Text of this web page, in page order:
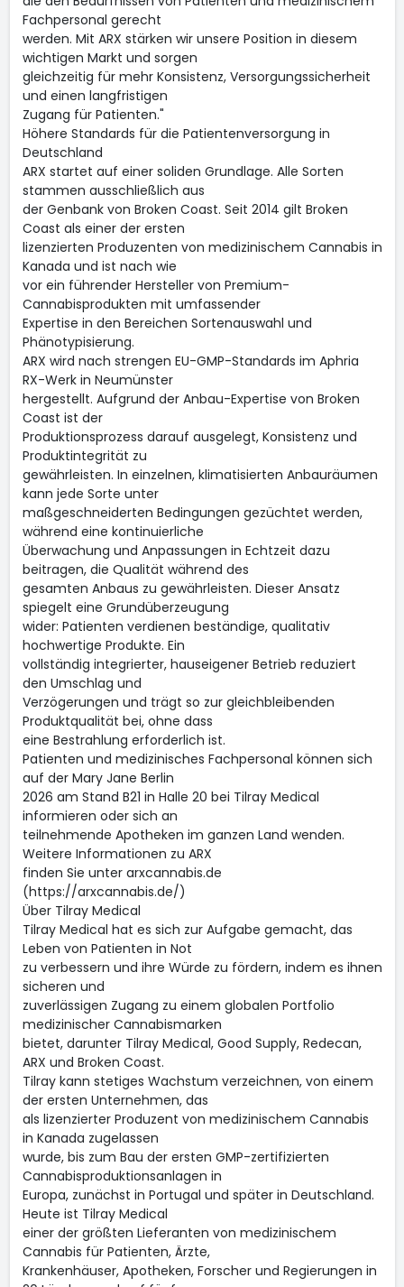
Fachpersonal gerecht
werden. Mit ARX stärken wir unsere Position in diesem
wichtigen Markt und sorgen
gleichzeitig für mehr Konsistenz, Versorgungssicherheit
und einen langfristigen
Zugang für Patienten."
Höhere Standards für die Patientenversorgung in
Deutschland
ARX startet auf einer soliden Grundlage. Alle Sorten
stammen ausschließlich aus
der Genbank von Broken Coast. Seit 2014 gilt Broken
Coast als einer der ersten
lizenzierten Produzenten von medizinischem Cannabis in
Kanada und ist nach wie
vor ein führender Hersteller von Premium-
Cannabisprodukten mit umfassender
Expertise in den Bereichen Sortenauswahl und
Phänotypisierung.
ARX wird nach strengen EU-GMP-Standards im Aphria
RX-Werk in Neumünster
hergestellt. Aufgrund der Anbau-Expertise von Broken
Coast ist der
Produktionsprozess darauf ausgelegt, Konsistenz und
Produktintegrität zu
gewährleisten. In einzelnen, klimatisierten Anbauräumen
kann jede Sorte unter
maßgeschneiderten Bedingungen gezüchtet werden,
während eine kontinuierliche
Überwachung und Anpassungen in Echtzeit dazu
beitragen, die Qualität während des
gesamten Anbaus zu gewährleisten. Dieser Ansatz
spiegelt eine Grundüberzeugung
wider: Patienten verdienen beständige, qualitativ
hochwertige Produkte. Ein
vollständig integrierter, hauseigener Betrieb reduziert
den Umschlag und
Verzögerungen und trägt so zur gleichbleibenden
Produktqualität bei, ohne dass
eine Bestrahlung erforderlich ist.
Patienten und medizinisches Fachpersonal können sich
auf der Mary Jane Berlin
2026 am Stand B21 in Halle 20 bei Tilray Medical
informieren oder sich an
teilnehmende Apotheken im ganzen Land wenden.
Weitere Informationen zu ARX
finden Sie unter arxcannabis.de
(https://arxcannabis.de/)
Über Tilray Medical
Tilray Medical hat es sich zur Aufgabe gemacht, das
Leben von Patienten in Not
zu verbessern und ihre Würde zu fördern, indem es ihnen
sicheren und
zuverlässigen Zugang zu einem globalen Portfolio
medizinischer Cannabismarken
bietet, darunter Tilray Medical, Good Supply, Redecan,
ARX und Broken Coast.
Tilray kann stetiges Wachstum verzeichnen, von einem
der ersten Unternehmen, das
als lizenzierter Produzent von medizinischem Cannabis
in Kanada zugelassen
wurde, bis zum Bau der ersten GMP-zertifizierten
Cannabisproduktionsanlagen in
Europa, zunächst in Portugal und später in Deutschland.
Heute ist Tilray Medical
einer der größten Lieferanten von medizinischem
Cannabis für Patienten, Ärzte,
Krankenhäuser, Apotheken, Forscher und Regierungen in